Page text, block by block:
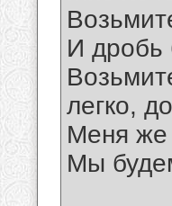
И дробь
легко,
Меня же
Мы